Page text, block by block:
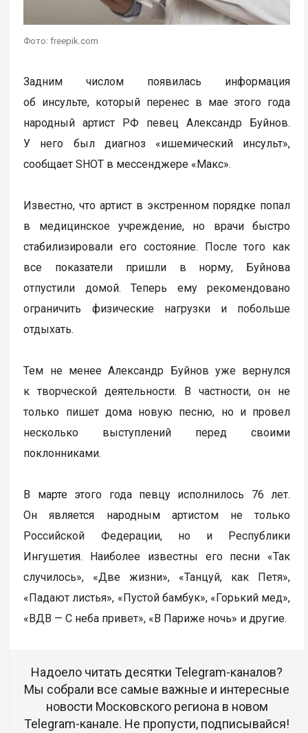
Фото: freepik.com
Задним числом появилась информация
об инсульте, который перенес в мае этого года
народный артист РФ певец Александр Буйнов.
У него был диагноз «ишемический инсульт»,
сообщает SHOT в мессенджере «Макс».
Известно, что артист в экстренном порядке попал
в медицинское учреждение, но врачи быстро
стабилизировали его состояние. После того как
все показатели пришли в норму, Буйнова
отпустили домой. Теперь ему рекомендовано
ограничить физические нагрузки и побольше
отдыхать.
Тем не менее Александр Буйнов уже вернулся
к творческой деятельности. В частности, он не
только пишет дома новую песню, но и провел
несколько выступлений перед своими
поклонниками.
В марте этого года певцу исполнилось 76 лет.
Он является народным артистом не только
Российской Федерации, но и Республики
Ингушетия. Наиболее известны его песни «Так
случилось», «Две жизни», «Танцуй, как Петя»,
«Падают листья», «Пустой бамбук», «Горький мед»,
«ВДВ — С неба привет», «В Париже ночь» и другие.
Надоело читать десятки Telegram-каналов?
Мы собрали все самые важные и интересные
новости Московского региона в новом
Telegram-канале. Не пропусти, подписывайся!